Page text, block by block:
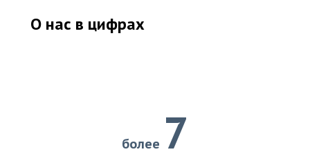
О нас в цифрах
более 7